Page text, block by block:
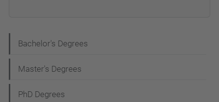
a
v
Bachelor's Degrees
Master's Degrees
PhD Degrees